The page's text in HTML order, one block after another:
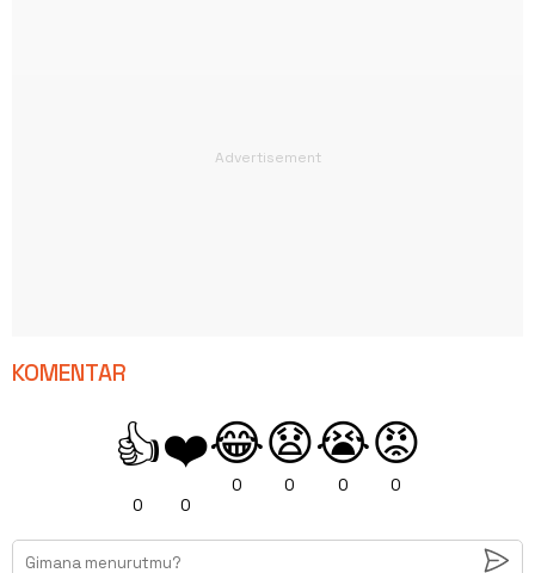
KOMENTAR
👍
0
❤️
0
😂
0
😧
0
😭
0
😡
0